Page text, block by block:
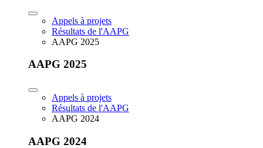
Appels à projets
Résultats de l'AAPG
AAPG 2025
AAPG 2025
Appels à projets
Résultats de l'AAPG
AAPG 2024
AAPG 2024